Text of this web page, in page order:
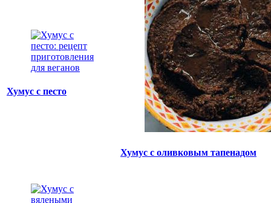
Хумус с песто
Хумус с оливковым тапенадом